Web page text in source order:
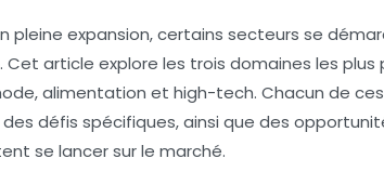
pleine expansion, certains secteurs se
article explore les trois domaines les plus
,alimentation et high-tech. Chacun de
défis spécifiques, ainsi que des
se lancer sur le marché.